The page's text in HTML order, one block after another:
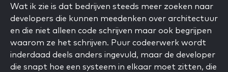
Wat ik zie is dat bedrijven steeds meer zoeken naar
developers die kunnen meedenken over architectuur
en die niet alleen code schrijven maar ook begrijpen
waarom ze het schrijven. Puur codeerwerk wordt
inderdaad deels anders ingevuld, maar de developer
die snapt hoe een systeem in elkaar moet zitten, die